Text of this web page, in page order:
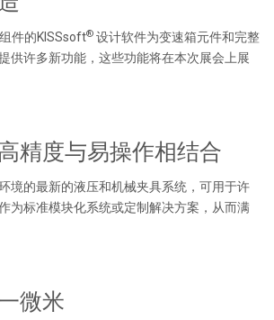
件的KISSsoft® 设计软件为变速箱元件和完整
供许多新功能，这些功能将在本次展会上展
精度与易操作相结合
境的最新的液压和机械夹具系统，可用于许
为标准模块化系统或定制解决方案，从而满
微米